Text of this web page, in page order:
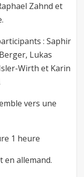
Zahnd et
: Saphir
Lukas
Wirth et Karin
vers une
1 heure
en allemand.